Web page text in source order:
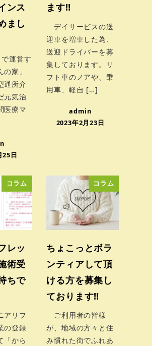
ンス
まし
運営す
家」
通所介
元気治
医療マ
25日
ます‼
デイサービスの送
迎車を増車した為、
送迎ドライバーを募
集しております。リ
フト車のノアや、乗
用車、軽自 […]
admin
2023年2月23日
コラム
レッ
術受
ちで
アリフ
の登録
「から
コラム
ちょこっとボラ
ンティアして頂
ける方を募集し
ております‼
ご利用者の皆様
が、地域の方々と住
み慣れた街でふれあ